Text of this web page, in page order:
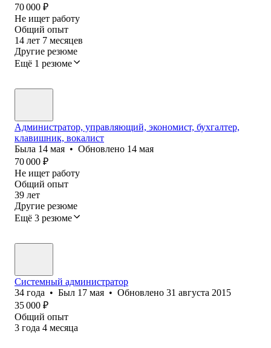
70 000 ₽
Не ищет работу
Общий опыт
14 лет 7 месяцев
Другие резюме
Ещё 1 резюме
Администратор, управляющий, экономист, бухгалтер,
клавишник, вокалист
Была 14 мая • Обновлено 14 мая
70 000 ₽
Не ищет работу
Общий опыт
39 лет
Другие резюме
Ещё 3 резюме
Системный администратор
34 года • Был 17 мая • Обновлено 31 августа 2015
35 000 ₽
Общий опыт
3 года 4 месяца